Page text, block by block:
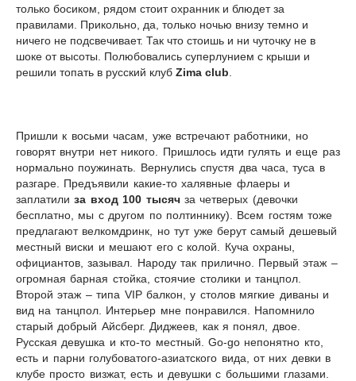
только босиком, рядом стоит охранник и блюдет за
правилами. Прикольно, да, только ночью внизу темно и
ничего не подсвечивает. Так что стоишь и ни чуточку не в
шоке от высоты. Полюбовались суперлунием с крыши и
решили топать в русский клуб Zima club
Пришли к восьми часам, уже встречают работники, но
говорят внутри нет никого. Пришлось идти гулять и еще раз
нормально поужинать. Вернулись спустя два часа, туса в
разгаре. Предъявили какие-то халявные флаеры и
заплатилиза вход 100 тысячза четверых (девочки
бесплатно, мы с другом по полтиннику). Всем гостям тоже
предлагают велкомдринк, но тут уже берут самый дешевый
местный виски и мешают его с колой. Куча охраны,
официантов, зазывал. Народу так прилично. Первый этаж –
огромная барная стойка, стоячие столики и танцпол.
Второй этаж – типа VIP балкон, у столов мягкие диваны и
вид на танцпол. Интерьер мне понравился. Напомнило
старый добрый Айсберг. Диджеев, как я понял, двое.
Русская девушка и кто-то местный. Go-go непонятно кто,
есть и парни голубоватого-азиатского вида, от них девки в
клубе просто визжат, есть и девушки с большими глазами.